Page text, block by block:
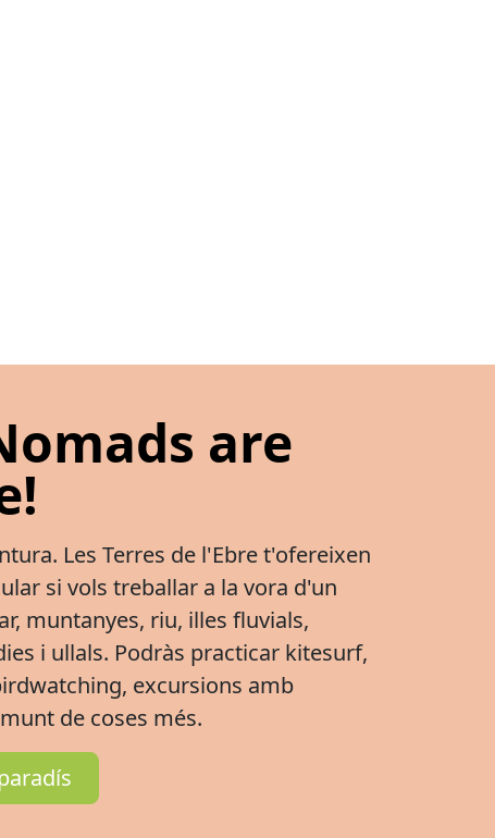
are
Les Terres de l'Ebre t'ofereixen
si vols treballar a la vora d'un
muntanyes, riu, illes fluvials,
i ullals. Podràs practicar kitesurf,
excursions amb
de coses més.